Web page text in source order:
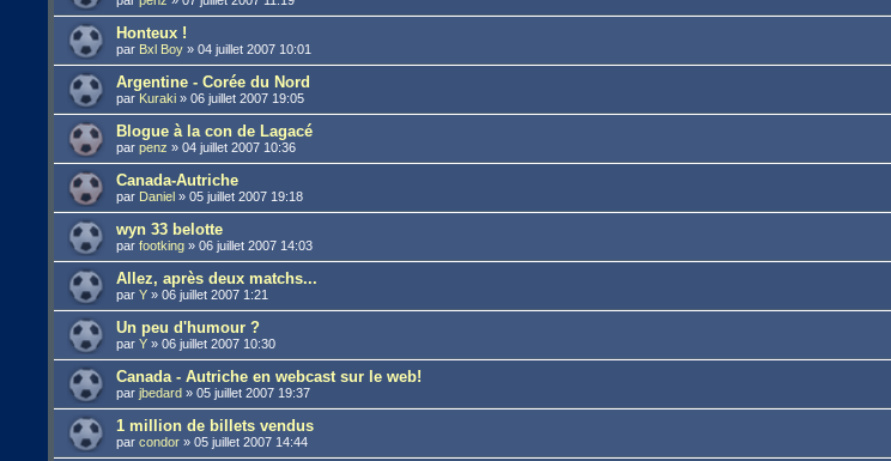
Honteux !
par Bxl Boy »04 juillet 2007 10:01
Argentine - Corée du Nord
par Kuraki »06 juillet 2007 19:05
Blogue à la con de Lagacé
parpenz »04 juillet 2007 10:36
Canada-Autriche
par Daniel »05 juillet 2007 19:18
wyn 33 belotte
parfootking »06 juillet 2007 14:03
Allez, après deux matchs...
parY »06 juillet 2007 1:21
Un peu d'humour ?
parY »06 juillet 2007 10:30
Canada - Autriche en webcast sur le web!
parjbedard »05 juillet 2007 19:37
1 million de billets vendus
parcondor »05 juillet 2007 14:44